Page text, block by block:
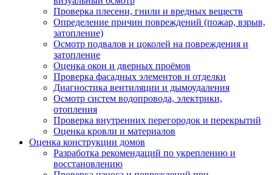
Проверка плесени, гнили и вредных веществ
Определение причин повреждений (пожар, взрыв,
затопление)
Осмотр подвалов и цоколей на повреждения и
затопление
Оценка окон и дверных проёмов
Проверка фасадных элементов и отделки
Диагностика вентиляции и дымоудаления
Осмотр систем водопровода, электрики,
отопления
Проверка внутренних перегородок и перекрытий
Оценка кровли и материалов
Оценка конструкции домов
Разработка рекомендаций по укреплению и
восстановлению